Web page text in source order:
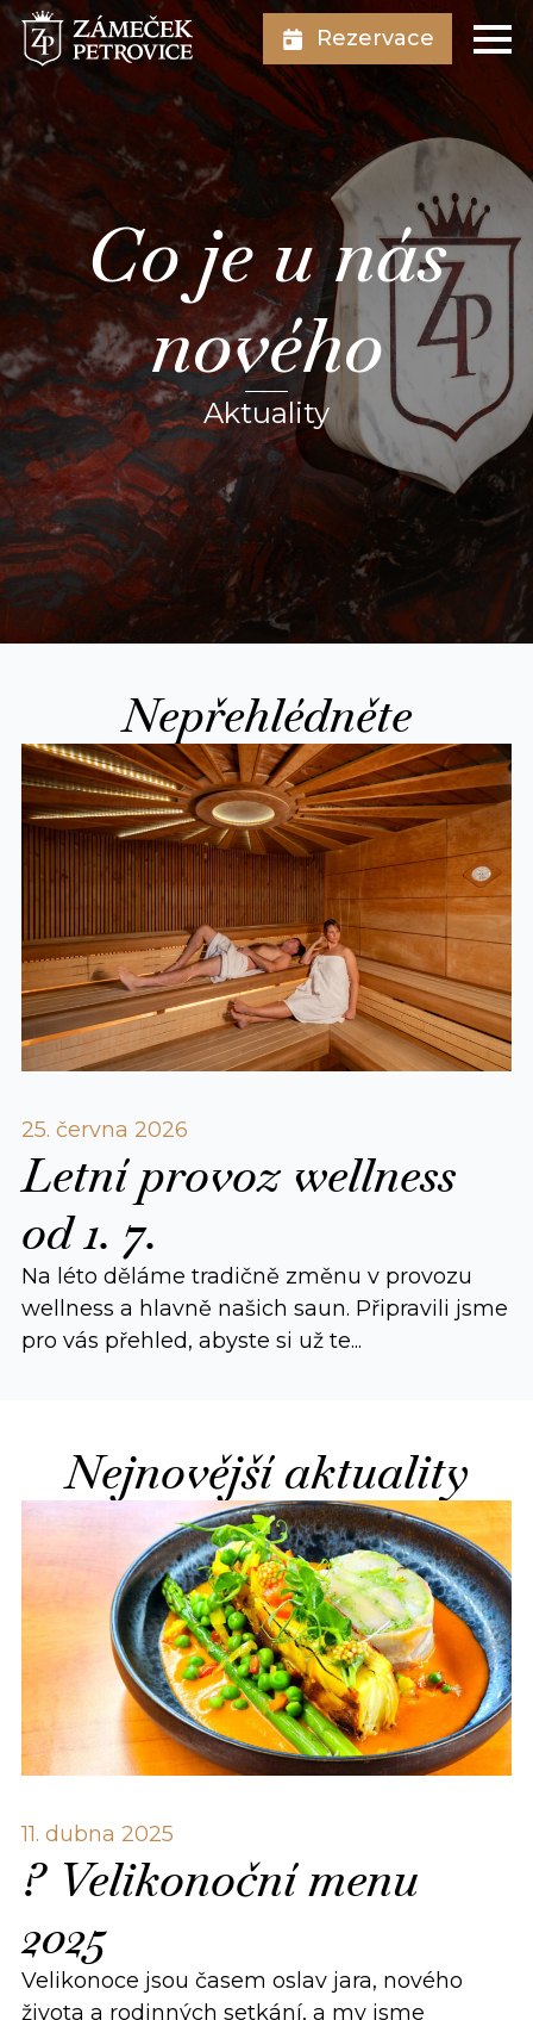
Rezervace
Co je u nás
nového
Aktuality
Nepřehlédněte
25. června 2026
Letní provoz wellness
od 1. 7.
Na léto děláme tradičně změnu v provozu
wellness a hlavně našich saun. Připravili jsme
pro vás přehled, abyste si už te...
Nejnovější aktuality
11. dubna 2025
? Velikonoční menu
2025
Velikonoce jsou časem oslav jara, nového
života a rodinných setkání, a my jsme